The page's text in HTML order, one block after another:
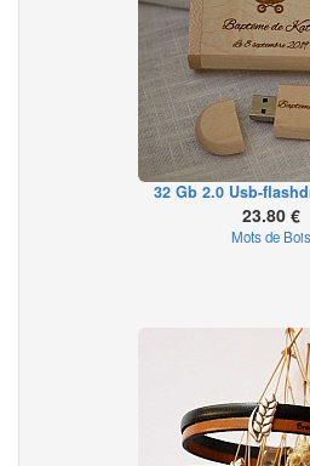
32 Gb 2.0 Usb-
23.80 €
Mots de Bois